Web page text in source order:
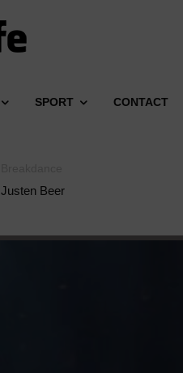
SPORT CONTACT
Justen Beer